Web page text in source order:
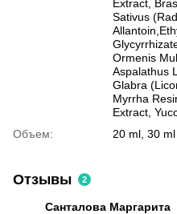
Extract,
Sativus
Ormenis
Aspalathus
Glabra
Myrrha
Extract,
Объем:
20 ml, 30 ml
Отзывы 2
Санталова Маргарита